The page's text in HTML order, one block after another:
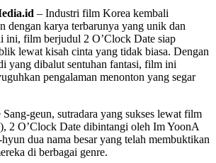
– Industri film Korea kembali
dengan karya terbarunya yang unik dan
ini, film berjudul 2 O’Clock Date siap
lewat kisah cinta yang tidak biasa. Dengan
yang dibalut sentuhan fantasi, film ini
pengalaman menonton yang segar
Sang-geun, sutradara yang sukses lewat film
2 O’Clock Date dibintangi oleh ImYoonA
dua nama besar yang telah membuktikan
di berbagai genre.